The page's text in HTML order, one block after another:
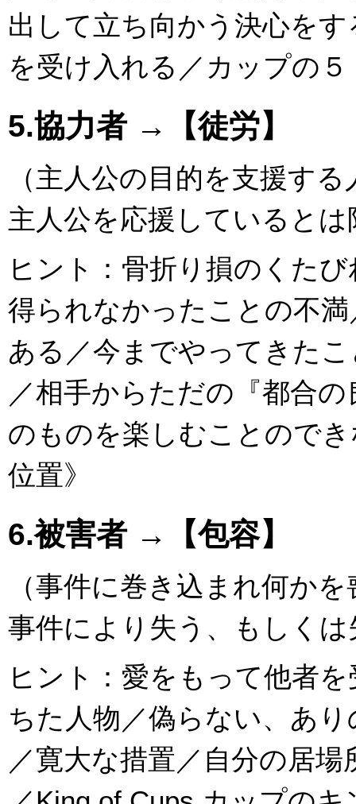
出して立ち向かう決心を
を受け入れる／カップの
5.協力者 →【徒労】
（主人公の目的を支援す
主人公を応援していると
ヒント：骨折り損のくた
得られなかったことの不
ある／今までやってきた
／相手からただの『都合
のものを楽しむことので
位置》
6.被害者 →【包容】
（事件に巻き込まれ何か
事件により失う、もしく
ヒント：愛をもって他者
ちた人物／偽らない、あ
／寛大な措置／自分の居